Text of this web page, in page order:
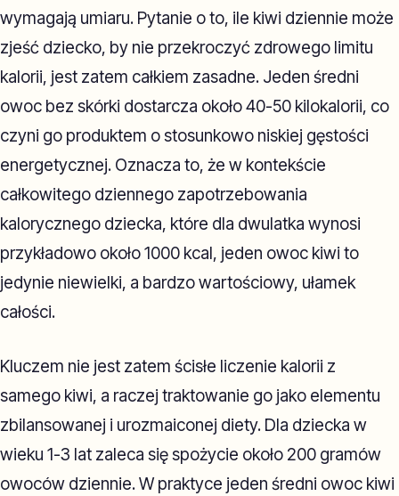
wymagają umiaru. Pytanie o to, ile kiwi dziennie może
zjeść dziecko, by nie przekroczyć zdrowego limitu
kalorii, jest zatem całkiem zasadne. Jeden średni
owoc bez skórki dostarcza około 40-50 kilokalorii, co
czyni go produktem o stosunkowo niskiej gęstości
energetycznej. Oznacza to, że w kontekście
całkowitego dziennego zapotrzebowania
kalorycznego dziecka, które dla dwulatka wynosi
przykładowo około 1000 kcal, jeden owoc kiwi to
jedynie niewielki, a bardzo wartościowy, ułamek
całości.
Kluczem nie jest zatem ścisłe liczenie kalorii z
samego kiwi, a raczej traktowanie go jako elementu
zbilansowanej i urozmaiconej diety. Dla dziecka w
wieku 1-3 lat zaleca się spożycie około 200 gramów
owoców dziennie. W praktyce jeden średni owoc kiwi